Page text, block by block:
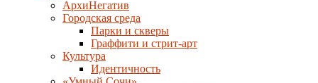
АрхиНегатив
Городская среда
Парки и скверы
Граффити и стрит-арт
Культура
Идентичность